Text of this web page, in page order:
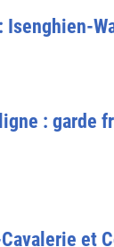
Isenghien-
: garde
et